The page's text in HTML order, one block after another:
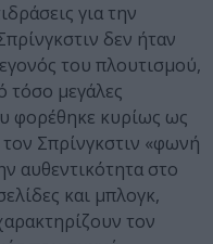
για την
δεν ήταν
του πλουτισμού,
τόσο μεγάλες
φορέθηκε κυρίως ως
Σπρίνγκστιν «φωνή
αυθεντικότητα στο
και μπλογκ,
τον